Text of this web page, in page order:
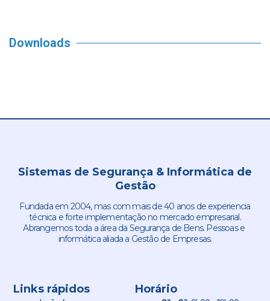
Downloads
Sistemas de Segurança & Informática de
Gestão
Fundada em 2004, mas com mais de 40 anos de experiencia
técnica e forte implementação no mercado empresarial.
Abrangemos toda a área da Segurança de Bens. Pessoas e
informática aliada a Gestão de Empresas.
Links rápidos Horário